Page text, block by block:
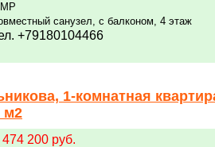
санузел, с балконом, 4 этаж
+79180104466
1-комнатная
м2
474 200 руб.